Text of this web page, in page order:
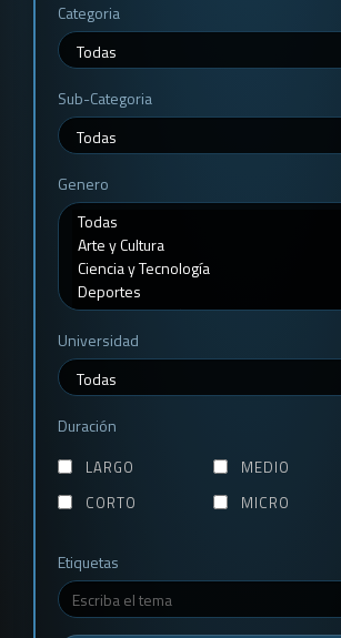
Categoria
Sub-Categoria
Genero
Universidad
Duración
LARGO
MEDIO
CORTO
MICRO
Etiquetas